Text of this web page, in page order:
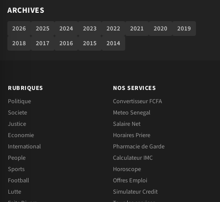
ARCHIVES
2026 2025 2024 2023 2022 2021 2020
2019
2018
2017 2016 2015 2014
RUBRIQUES
Politique
Societe
Justice
Economie
International
People
Sports
Football
Lutte
NOS SERVICES
Convertisseur FCFA
Meteo Senegal
Salaire Net
Horaires Priere
Pharmacie de Garde
Calculateur IMC
Horoscope
Offres Emploi
Simulateur Credit